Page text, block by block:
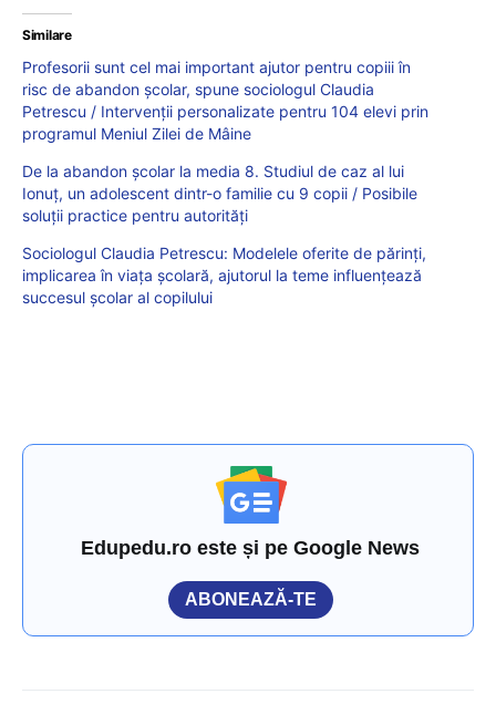
Similare
Profesorii sunt cel mai important ajutor pentru copiii în
risc de abandon școlar, spune sociologul Claudia
Petrescu / Intervenții personalizate pentru 104 elevi prin
programul Meniul Zilei de Mâine
De la abandon școlar la media 8. Studiul de caz al lui
Ionuț, un adolescent dintr-o familie cu 9 copii / Posibile
soluții practice pentru autorități
Sociologul Claudia Petrescu: Modelele oferite de părinți,
implicarea în viața școlară, ajutorul la teme influențează
succesul școlar al copilului
Edupedu.ro este și pe Google News
ABONEAZĂ-TE